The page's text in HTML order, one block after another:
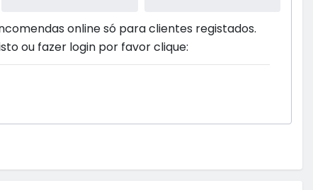
online só para clientes registados.
ou fazer login por favor clique: